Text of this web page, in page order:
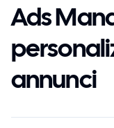
Ads
annunci